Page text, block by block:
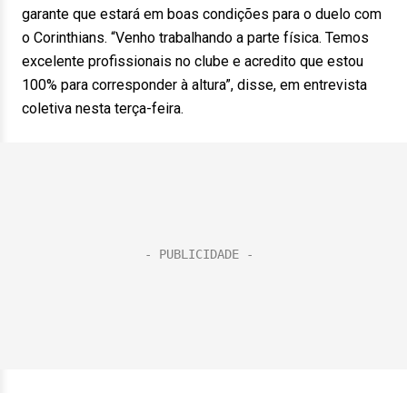
garante que estará em boas condições para o duelo com
o Corinthians. “Venho trabalhando a parte física. Temos
excelente profissionais no clube e acredito que estou
100% para corresponder à altura”, disse, em entrevista
coletiva nesta terça-feira.